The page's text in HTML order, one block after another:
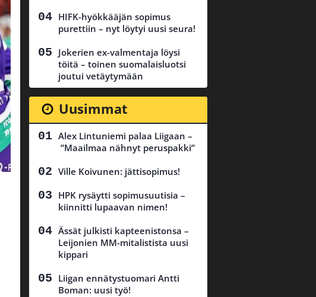
HIFK-hyökkääjän sopimus
purettiin – nyt löytyi uusi seura!
Jokerien ex-valmentaja löysi
töitä – toinen suomalaisluotsi
joutui vetäytymään
Uusimmat
Alex Lintuniemi palaa Liigaan –
”Maailmaa nähnyt peruspakki”
Ville Koivunen: jättisopimus!
HPK rysäytti sopimusuutisia –
kiinnitti lupaavan nimen!
Ässät julkisti kapteenistonsa –
Leijonien MM-mitalistista uusi
kippari
Liigan ennätystuomari Antti
Boman: uusi työ!